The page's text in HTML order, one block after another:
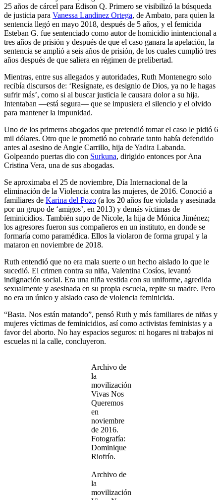
25 años de cárcel para Edison Q. Primero se visibilizó la búsqueda
de justicia para Vanessa Landinez Ortega, de Ambato, para quien la
sentencia llegó en mayo 2018, después de 5 años, y el femicida
Esteban G. fue sentenciado como autor de homicidio inintencional a
tres años de prisión y después de que el caso ganara la apelación, la
sentencia se amplió a seis años de prisión, de los cuales cumplió tres
años después de que saliera en régimen de prelibertad.
Mientras, entre sus allegados y autoridades, Ruth Montenegro solo
recibía discursos de: ‘Resígnate, es designio de Dios, ya no le hagas
sufrir más’, como si al buscar justicia le causara dolor a su hija.
Intentaban —está segura— que se impusiera el silencio y el olvido
para mantener la impunidad.
Uno de los primeros abogados que pretendió tomar el caso le pidió 6
mil dólares. Otro que le prometió no cobrarle tanto había defendido
antes al asesino de Angie Carrillo, hija de Yadira Labanda.
Golpeando puertas dio con Surkuna, dirigido entonces por Ana
Cristina Vera, una de sus abogadas.
Se aproximaba el 25 de noviembre, Día Internacional de la
eliminación de la Violencia contra las mujeres, de 2016. Conoció a
familiares de Karina del Pozo (a los 20 años fue violada y asesinada
por un grupo de ‘amigos’, en 2013) y demás víctimas de
feminicidios. También supo de Nicole, la hija de Mónica Jiménez;
los agresores fueron sus compañeros en un instituto, en donde se
formaría como paramédica. Ellos la violaron de forma grupal y la
mataron en noviembre de 2018.
Ruth entendió que no era mala suerte o un hecho aislado lo que le
sucedió. El crimen contra su niña, Valentina Cosíos, levantó
indignación social. Era una niña vestida con su uniforme, agredida
sexualmente y asesinada en su propia escuela, repite su madre. Pero
no era un único y aislado caso de violencia feminicida.
“Basta. Nos están matando”, pensó Ruth y más familiares de niñas y
mujeres víctimas de feminicidios, así como activistas feministas y a
favor del aborto. No hay espacios seguros: ni hogares ni trabajos ni
escuelas ni la calle, concluyeron.
Archivo de
la
movilización
Vivas Nos
Queremos
en
noviembre
de 2016.
Fotografía:
Dominique
Riofrío.
Archivo de
la
movilización